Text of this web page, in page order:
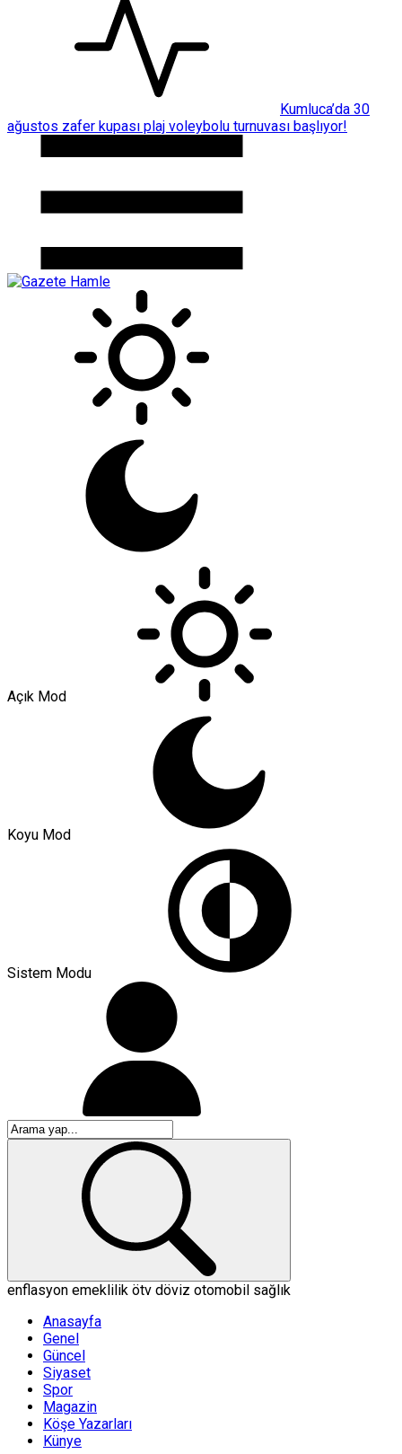
Kumluca’da 30
ağustos zafer kupası plaj voleybolu turnuvası başlıyor!
Açık Mod
Koyu Mod
Sistem Modu
enflasyon emeklilik ötv döviz otomobil sağlık
Anasayfa
Genel
Güncel
Siyaset
Spor
Magazin
Köşe Yazarları
Künye